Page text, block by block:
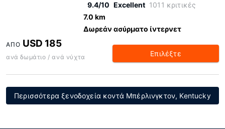
9.4/10 Excellent 1011 κριτικές
7.0 km
Δωρεάν ασύρματο ίντερνετ
ΑΠΌ USD 185
ανά δωμάτιο / ανά νύχτα Επιλέξτε
Περισσότερα ξενοδοχεία κοντά Μπέρλινγκτον, Kentucky